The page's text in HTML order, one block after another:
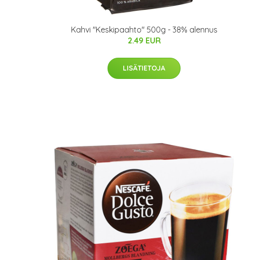
Kahvi "Keskipaahto" 500g - 38% alennus
2.49 EUR
LISÄTIETOJA